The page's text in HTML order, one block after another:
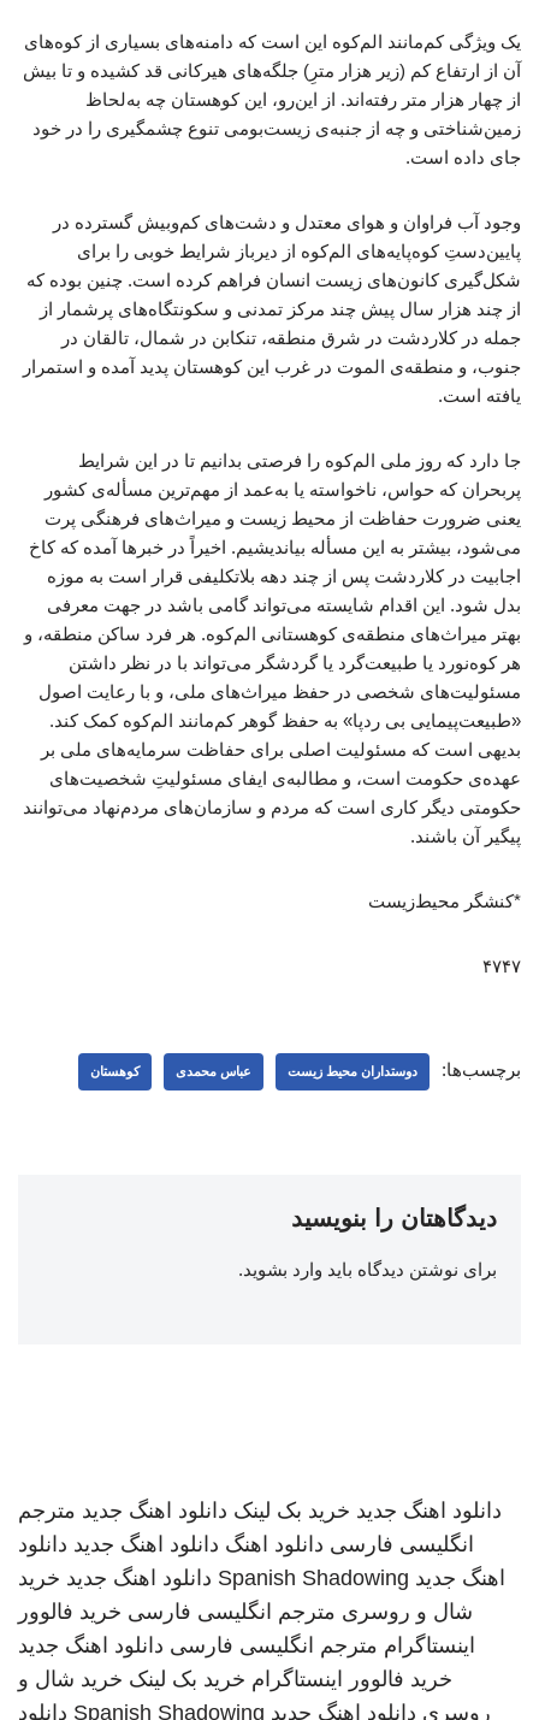
یک ویژگی کم‌مانند الم‌کوه این است که دامنه‌های بسیاری از کوه‌های
آن از ارتفاع کم (زیر هزار مترِ) جلگه‌های هیرکانی قد کشیده و تا بیش
از چهار هزار متر رفته‌اند. از این‌رو، این کوهستان چه به‌لحاظ
زمین‌شناختی و چه از جنبه‌ی زیست‌بومی تنوع چشمگیری را در خود
جای داده است.
وجود آب فراوان و هوای معتدل و دشت‌های کم‌وبیش گسترده در
پایین‌دستِ کوه‌پایه‌های الم‌کوه از دیرباز شرایط خوبی را برای
شکل‌گیری کانون‌های زیست انسان فراهم کرده است. چنین بوده که
از چند هزار سال پیش چند مرکز تمدنی و سکونتگاه‌های پرشمار از
جمله در کلاردشت در شرق منطقه، تنکابن در شمال، تالقان در
جنوب، و منطقه‌ی الموت در غرب این کوهستان پدید آمده و استمرار
یافته است.
جا دارد که روز ملی الم‌کوه را فرصتی بدانیم تا در این شرایط
پربحران که حواس، ناخواسته یا به‌عمد از مهم‌ترین مسأله‌ی کشور
یعنی ضرورت حفاظت از محیط زیست و میراث‌های فرهنگی پرت
می‌شود، بیشتر به این مسأله بیاندیشیم. اخیراً در خبرها آمده که کاخ
اجابیت در کلاردشت پس از چند دهه بلاتکلیفی قرار است به موزه
بدل شود. این اقدام شایسته می‌تواند گامی باشد در جهت معرفی
بهتر میراث‌های منطقه‌ی کوهستانی الم‌کوه. هر فرد ساکن منطقه، و
هر کوه‌نورد یا طبیعت‌گرد یا گردشگر می‌تواند با در نظر داشتن
مسئولیت‌های شخصی در حفظ میراث‌های ملی، و با رعایت اصول
«طبیعت‌پیمایی بی ردپا» به حفظ گوهر کم‌مانند الم‌کوه کمک کند.
بدیهی است که مسئولیت اصلی برای حفاظت سرمایه‌های ملی بر
عهده‌ی حکومت است، و مطالبه‌ی ایفای مسئولیتِ شخصیت‌های
حکومتی دیگر کاری است که مردم و سازمان‌های مردم‌نهاد می‌توانند
پیگیر آن باشند.
*کنشگر محیط‌زیست
۴۷۴۷
برچسب‌ها: دوستداران محیط زیست عباس محمدی کوهستان
دیدگاهتان را بنویسید
برای نوشتن دیدگاه باید وارد بشوید.
دانلود اهنگ جدید خرید بک لینک دانلود اهنگ جدید مترجم
انگلیسی فارسی دانلود اهنگ دانلود اهنگ جدید دانلود
اهنگ جدید Spanish Shadowing دانلود اهنگ جدید خرید
شال و روسری مترجم انگلیسی فارسی خرید فالوور
اینستاگرام مترجم انگلیسی فارسی دانلود اهنگ جدید
خرید فالوور اینستاگرام خرید بک لینک خرید شال و
روسری دانلود اهنگ جدید Spanish Shadowing دانلود